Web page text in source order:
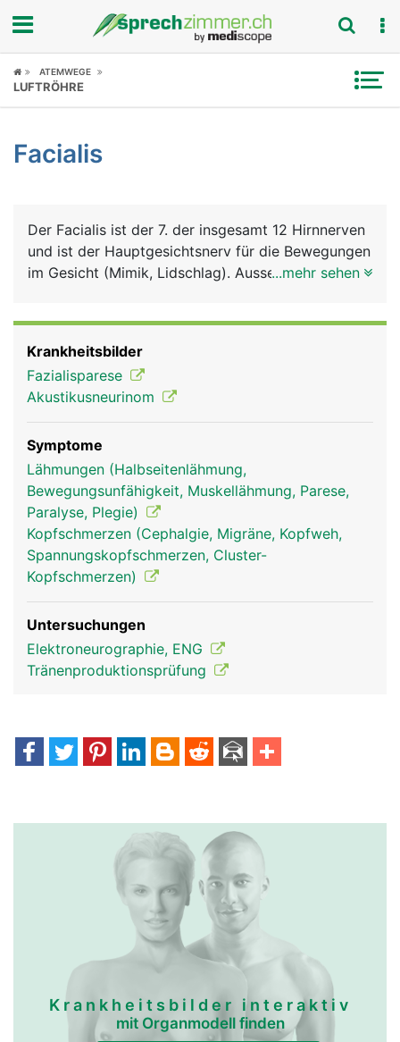
Fokus
Symptome
News
Rubriken
ATEMWEGE
LUFTRÖHRE
Facialis
Der Facialis ist der 7. der insgesamt 12 Hirnnerven
und ist der Hauptgesichtsnerv für die Bewegungen
im Gesicht (Mimik, Lidschlag). Ausserdem steuert
Facialis Frau Facialis Mann
...mehr sehen
Krankheitsbilder
Fazialisparese
Akustikusneurinom
Symptome
Lähmungen (Halbseitenlähmung,
Bewegungsunfähigkeit, Muskellähmung, Parese,
Paralyse, Plegie)
Kopfschmerzen (Cephalgie, Migräne, Kopfweh,
Spannungskopfschmerzen, Cluster-
Kopfschmerzen)
Untersuchungen
Elektroneurographie, ENG
Tränenproduktionsprüfung
Krankheitsbilder interaktiv
mit Organmodell finden